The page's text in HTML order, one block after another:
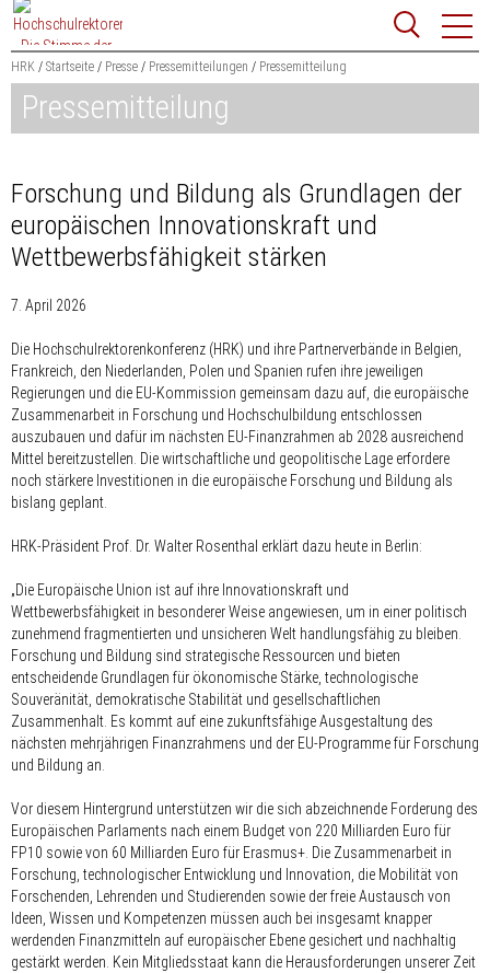
Zum
Content
springen
Suchbegriff
Suchen
HRK Startseite Presse Pressemitteilungen Pressemitteilung
Pressemitteilung
Forschung und Bildung als Grundlagen der
europäischen Innovationskraft und
Wettbewerbsfähigkeit stärken
7. April 2026
Die Hochschulrektorenkonferenz (HRK) und ihre Partnerverbände in Belgien,
Frankreich, den Niederlanden, Polen und Spanien rufen ihre jeweiligen
Regierungen und die EU-Kommission gemeinsam dazu auf, die europäische
Zusammenarbeit in Forschung und Hochschulbildung entschlossen
auszubauen und dafür im nächsten EU-Finanzrahmen ab 2028 ausreichend
Mittel bereitzustellen. Die wirtschaftliche und geopolitische Lage erfordere
noch stärkere Investitionen in die europäische Forschung und Bildung als
bislang geplant.
HRK-Präsident Prof. Dr. Walter Rosenthal erklärt dazu heute in Berlin:
„Die Europäische Union ist auf ihre Innovationskraft und
Wettbewerbsfähigkeit in besonderer Weise angewiesen, um in einer politisch
zunehmend fragmentierten und unsicheren Welt handlungsfähig zu bleiben.
Forschung und Bildung sind strategische Ressourcen und bieten
entscheidende Grundlagen für ökonomische Stärke, technologische
Souveränität, demokratische Stabilität und gesellschaftlichen
Zusammenhalt. Es kommt auf eine zukunftsfähige Ausgestaltung des
nächsten mehrjährigen Finanzrahmens und der EU-Programme für Forschung
und Bildung an.
Vor diesem Hintergrund unterstützen wir die sich abzeichnende Forderung des
Europäischen Parlaments nach einem Budget von 220 Milliarden Euro für
FP10 sowie von 60 Milliarden Euro für Erasmus+. Die Zusammenarbeit in
Forschung, technologischer Entwicklung und Innovation, die Mobilität von
Forschenden, Lehrenden und Studierenden sowie der freie Austausch von
Ideen, Wissen und Kompetenzen müssen auch bei insgesamt knapper
werdenden Finanzmitteln auf europäischer Ebene gesichert und nachhaltig
gestärkt werden. Kein Mitgliedsstaat kann die Herausforderungen unserer Zeit